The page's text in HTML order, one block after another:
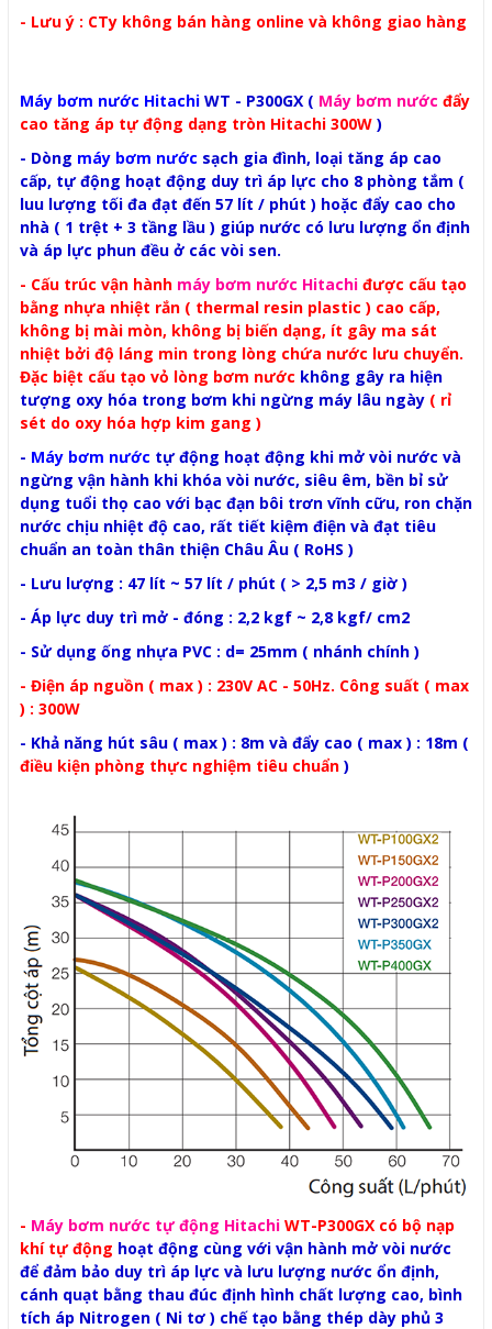
- Lưu ý : CTy không bán hàng online và không giao hàng
Máy bơm nước Hitachi WT - P300GX ( Máy bơm nước đẩy
cao tăng áp tự động dạng tròn Hitachi 300W )
- Dòng máy bơm nước sạch gia đình, loại tăng áp cao
cấp, tự động hoạt động duy trì áp lực cho 8 phòng tắm (
luu lượng tối đa đạt đến 57 lít / phút ) hoặc đẩy cao cho
nhà ( 1 trệt + 3 tầng lầu ) giúp nước có lưu lượng ổn định
và áp lực phun đều ở các vòi sen.
- Cấu trúc vận hành máy bơm nước Hitachi được cấu tạo
bằng nhựa nhiệt rắn ( thermal resin plastic ) cao cấp,
không bị mài mòn, không bị biến dạng, ít gây ma sát
nhiệt bởi độ láng min trong lòng chứa nước lưu chuyển.
Đặc biệt cấu tạo vỏ lòng bơm nước không gây ra hiện
tượng oxy hóa trong bơm khi ngừng máy lâu ngày ( rỉ
sét do oxy hóa hợp kim gang )
- Máy bơm nước tự động hoạt động khi mở vòi nước và
ngừng vận hành khi khóa vòi nước, siêu êm, bền bỉ sử
dụng tuổi thọ cao với bạc đạn bôi trơn vĩnh cữu, ron chặn
nước chịu nhiệt độ cao, rất tiết kiệm điện và đạt tiêu
chuẩn an toàn thân thiện Châu Âu ( RoHS )
- Lưu lượng : 47 lít ~ 57 lít / phút ( > 2,5 m3 / giờ )
- Áp lực duy trì mở - đóng : 2,2 kgf ~ 2,8 kgf/ cm2
- Sử dụng ống nhựa PVC : d= 25mm ( nhánh chính )
- Điện áp nguồn ( max ) : 230V AC - 50Hz. Công suất ( max
) : 300W
- Khả năng hút sâu ( max ) : 8m và đẩy cao ( max ) : 18m (
điều kiện phòng thực nghiệm tiêu chuẩn )
- Máy bơm nước tự động Hitachi WT-P300GX có bộ nạp
khí tự động hoạt động cùng với vận hành mở vòi nước
để đảm bảo duy trì áp lực và lưu lượng nước ổn định,
cánh quạt bằng thau đúc định hình chất lượng cao, bình
tích áp Nitrogen ( Ni tơ ) chế tạo bằng thép dày phủ 3